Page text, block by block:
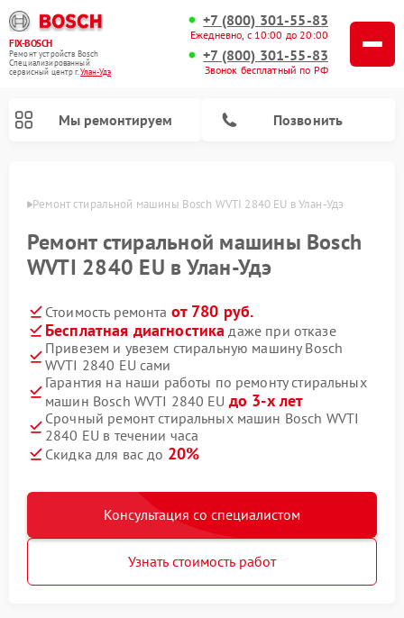
FIX-BOSCH
Ремонт устройств Bosch
Специализированный
cервисный центр г.Улан-Удэ
+7 (800) 301-55-83
Ежедневно, с 10:00 до 20:00
+7 (800) 301-55-83
Звонок бесплатный по РФ
Мы ремонтируем Позвонить
Удэ Ремонт стиральной машины Bosch WVTI 2840 EU в Улан-Удэ
Ремонт стиральной машины Bosch
WVTI 2840 EU в Улан-Удэ
Стоимость ремонта от 780 руб.
Бесплатная диагностика даже при отказе
Привезем и увезем стиральную машину Bosch
WVTI 2840 EU сами
Гарантия на наши работы по ремонту стиральных
машин Bosch WVTI 2840 EU до 3-х лет
Срочный ремонт стиральных машин Bosch WVTI
2840 EU в течении часа
Скидка для вас до 20%
Консультация со специалистом
Узнать стоимость работ